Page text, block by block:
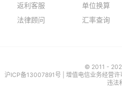
返利客服
法律顾问
单位换算
汇率查询
© 2011 -
沪ICP备13007891号
| 增值电信业务经营许
违法